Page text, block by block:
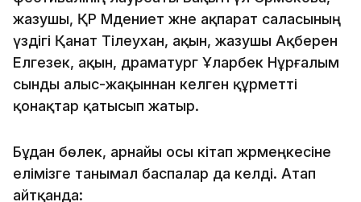
жазушы, ҚР Мәдениет және ақпарат саласының
үздігі Қанат Тілеухан, ақын, жазушы Ақберен
Елгезек, ақын, драматург Ұларбек Нұрғалым
сынды алыс-жақыннан келген құрметті
қонақтар қатысып жатыр.
Бұдан бөлек, арнайы осы кітап жәрмеңкесіне
елімізге танымал баспалар да келді. Атап
айтқанда: